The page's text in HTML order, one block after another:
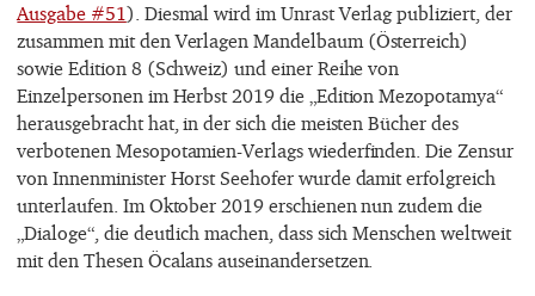
Ausgabe #51). Diesmal wird im Unrast Verlag publiziert, der
zusammen mit den Verlagen Mandelbaum (Österreich)
sowie Edition 8 (Schweiz) und einer Reihe von
Einzelpersonen im Herbst 2019 die „Edition Mezopotamya“
herausgebracht hat, in der sich die meisten Bücher des
verbotenen Mesopotamien-Verlags wiederfinden. Die Zensur
von Innenminister Horst Seehofer wurde damit erfolgreich
unterlaufen. Im Oktober 2019 erschienen nun zudem die
„Dialoge“, die deutlich machen, dass sich Menschen weltweit
mit den Thesen Öcalans auseinandersetzen.